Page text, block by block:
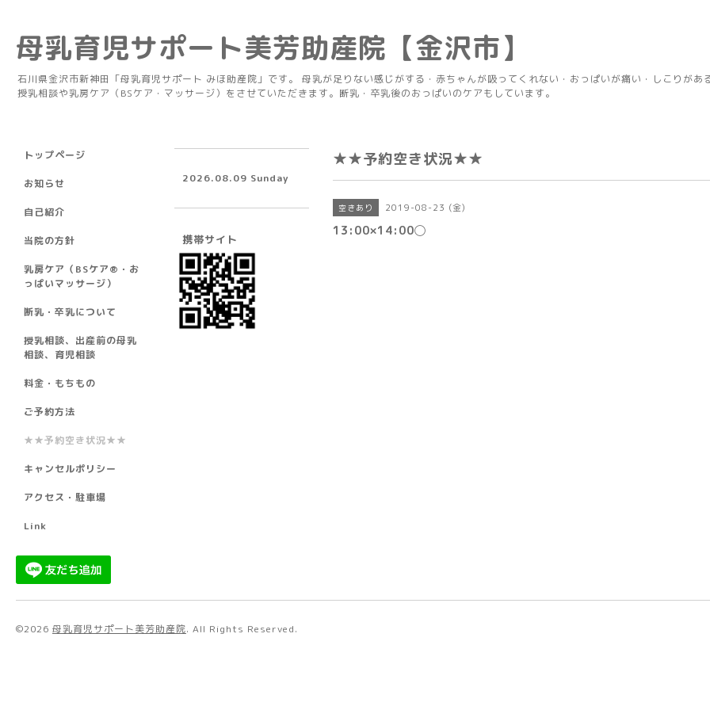
母乳育児サポート美芳助産院【金沢市】
石川県金沢市新神田「母乳育児サポート みほ助産院」です。 母乳が足りない感じがする・赤ちゃんが吸ってくれない・おっぱいが痛い・しこりがあ
授乳相談や乳房ケア（BSケア・マッサージ）をさせていただきます。断乳・卒乳後のおっぱいのケアもしています。
★★予約空き状況★★
空きあり 2019-08-23 (金)
13:00×14:00◯
トップページ
お知らせ
自己紹介
当院の方針
乳房ケア（BSケア®︎・お
っぱいマッサージ）
断乳・卒乳について
授乳相談、出産前の母乳
相談、育児相談
料金・もちもの
ご予約方法
★★予約空き状況★★
キャンセルポリシー
アクセス・駐車場
Link
2026.08.09 Sunday
携帯サイト
©2026 母乳育児サポート美芳助産院. All Rights Reserved.